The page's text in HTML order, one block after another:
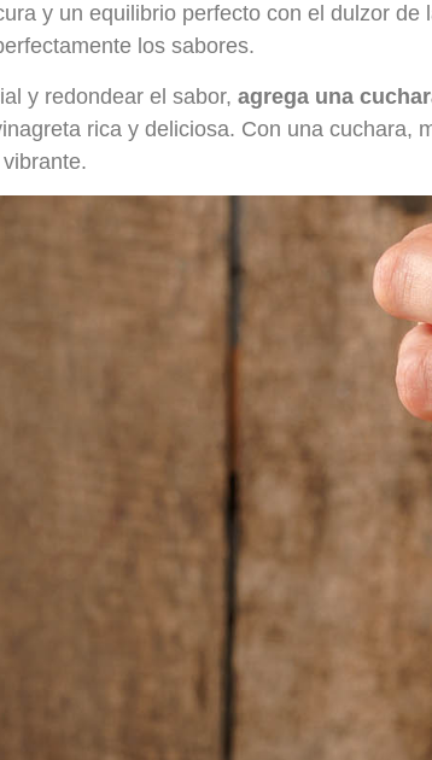
y un equilibrio perfecto con el dulzor de
los sabores.
y redondear el sabor, agrega una
rica y deliciosa. Con una